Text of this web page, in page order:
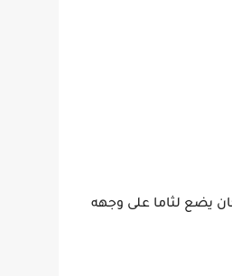
يضع لثاما على وجهه